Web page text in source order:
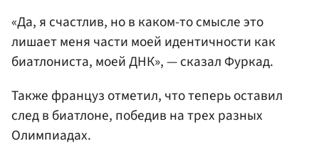
«Да, я счастлив, но в каком-то смысле это
лишает меня части моей идентичности как
биатлониста, моей ДНК», — сказал Фуркад.
Также француз отметил, что теперь оставил
след в биатлоне, победив на трех разных
Олимпиадах.